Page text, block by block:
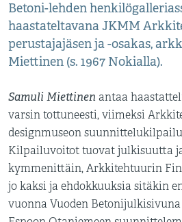
Betoni-lehden
haastateltavana JKMM
perustajajäsen ja -osakas,
Miettinen (s. 1967 Nokialla).
Samuli Miettinen antaa
varsin tottuneesti, viimeksi
designmuseon
Kilpailuvoitot tuovat julkisuutta
kymmenittäin, Arkkitehtuurin
jo kaksi ja ehdokkuuksia sitäkin
vuonna Vuoden